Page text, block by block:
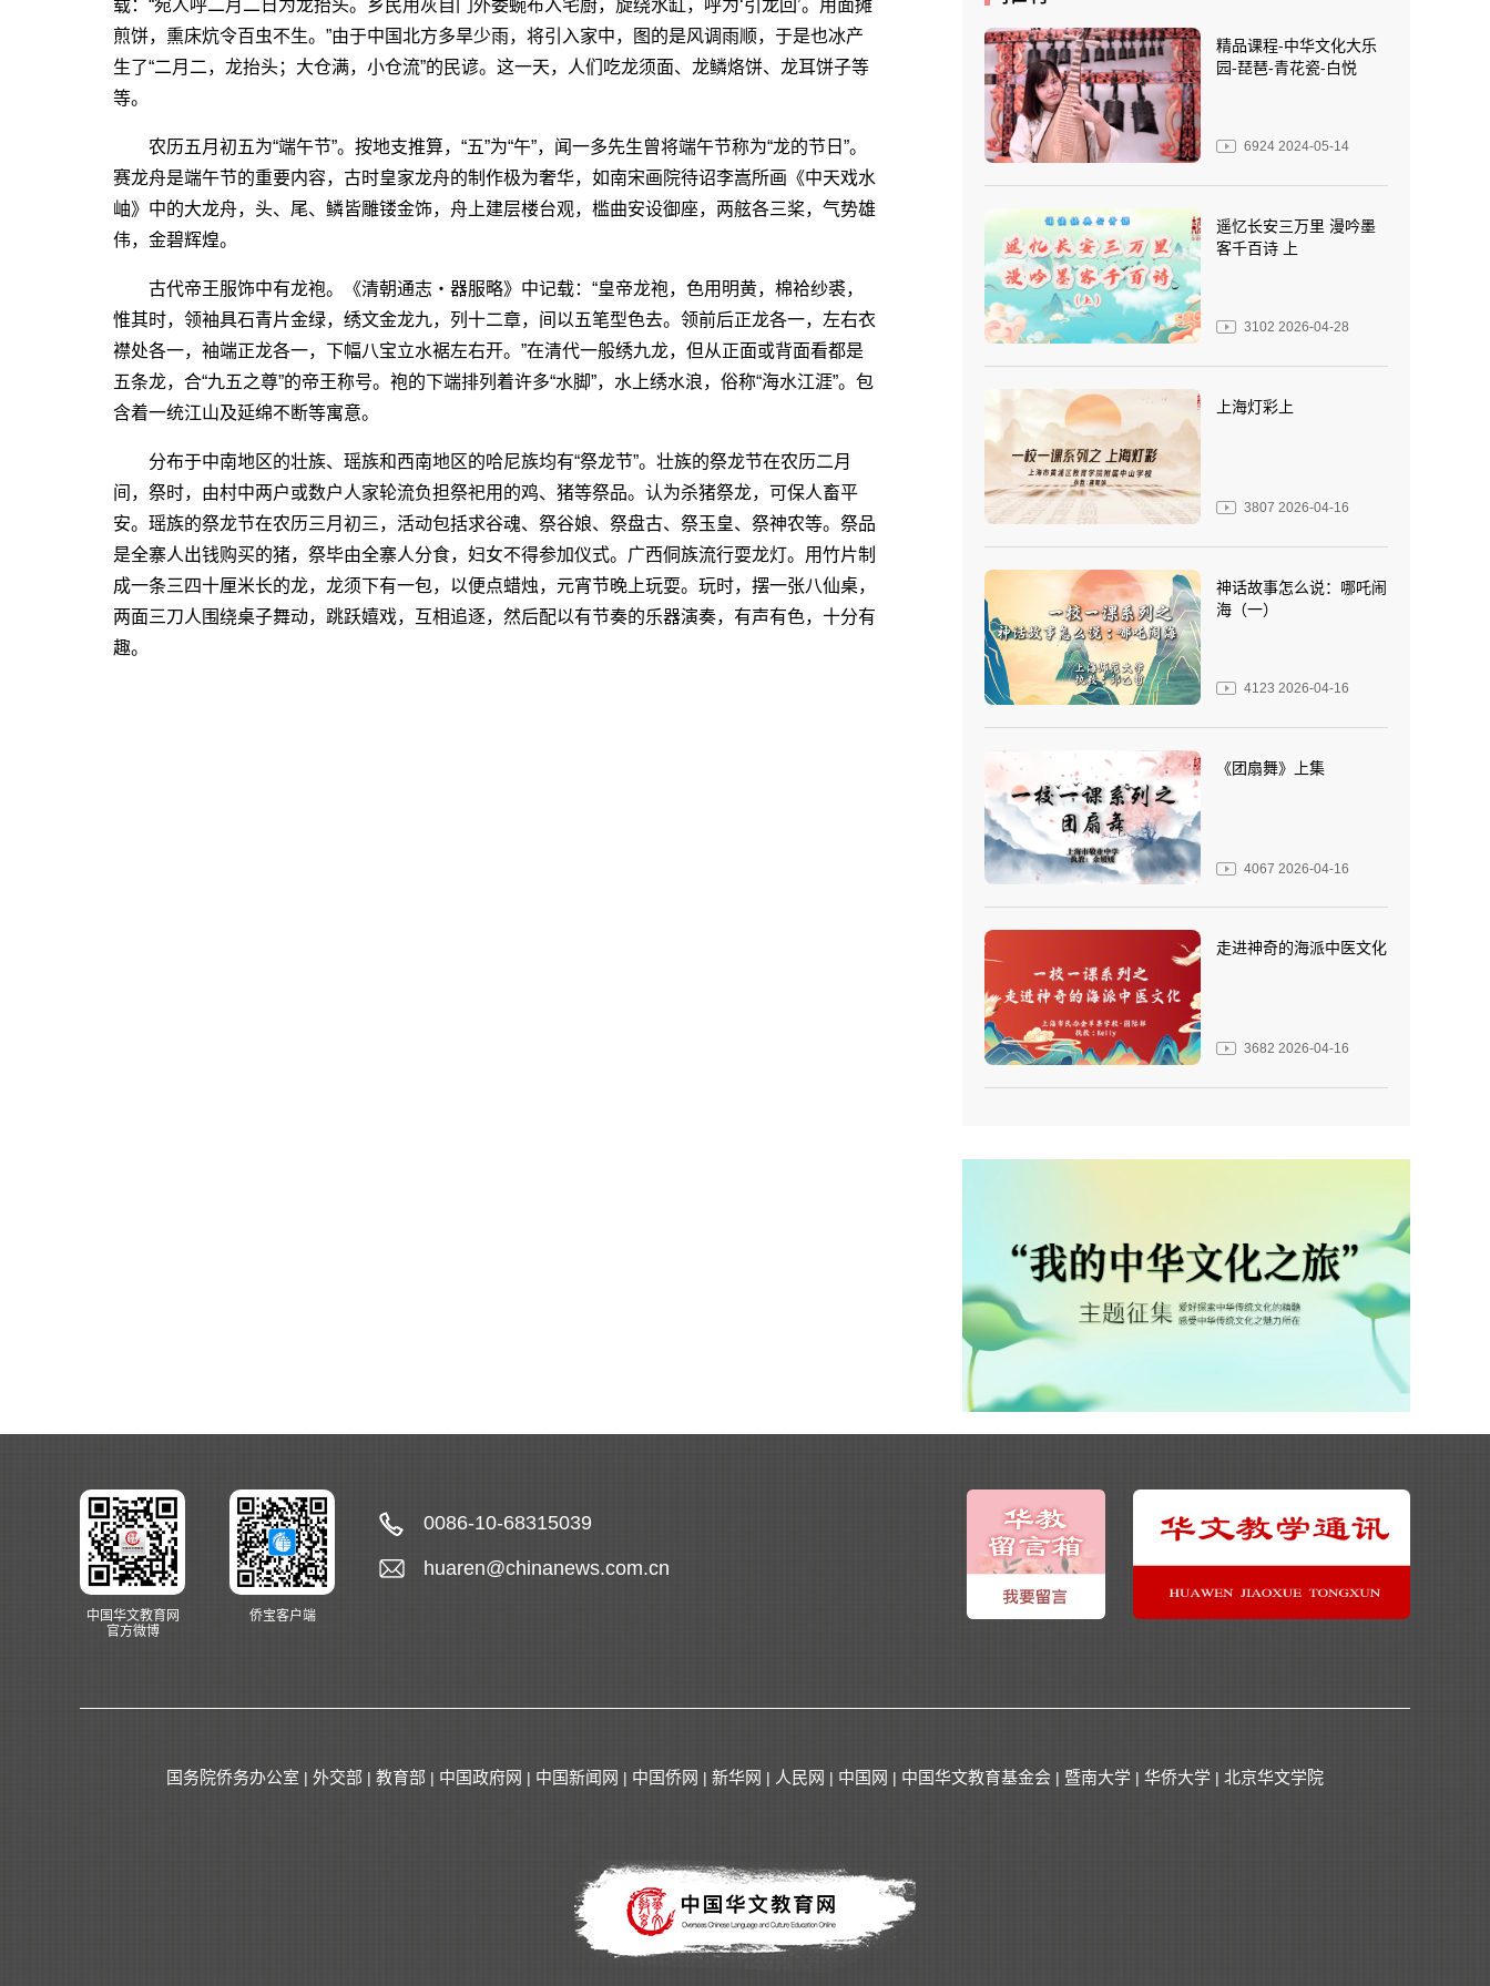
载：“宛人呼二月二日为龙抬头。乡民用灰自门外委蜿布入宅厨，旋绕水缸，呼为‘引龙回’。用面摊
煎饼，熏床炕令百虫不生。”由于中国北方多旱少雨，将引入家中，图的是风调雨顺，于是也冰产
生了“二月二，龙抬头；大仓满，小仓流”的民谚。这一天，人们吃龙须面、龙鳞烙饼、龙耳饼子等
等。
农历五月初五为“端午节”。按地支推算，“五”为“午”，闻一多先生曾将端午节称为“龙的节日”。
赛龙舟是端午节的重要内容，古时皇家龙舟的制作极为奢华，如南宋画院待诏李嵩所画《中天戏水
岫》中的大龙舟，头、尾、鳞皆雕镂金饰，舟上建层楼台观，槛曲安设御座，两舷各三桨，气势雄
伟，金碧辉煌。
古代帝王服饰中有龙袍。《清朝通志・器服略》中记载：“皇帝龙袍，色用明黄，棉袷纱裘，
惟其时，领袖具石青片金绿，绣文金龙九，列十二章，间以五笔型色去。领前后正龙各一，左右衣
襟处各一，袖端正龙各一，下幅八宝立水裾左右开。”在清代一般绣九龙，但从正面或背面看都是
五条龙，合“九五之尊”的帝王称号。袍的下端排列着许多“水脚”，水上绣水浪，俗称“海水江涯”。包
含着一统江山及延绵不断等寓意。
分布于中南地区的壮族、瑶族和西南地区的哈尼族均有“祭龙节”。壮族的祭龙节在农历二月
间，祭时，由村中两户或数户人家轮流负担祭祀用的鸡、猪等祭品。认为杀猪祭龙，可保人畜平
安。瑶族的祭龙节在农历三月初三，活动包括求谷魂、祭谷娘、祭盘古、祭玉皇、祭神农等。祭品
是全寨人出钱购买的猪，祭毕由全寨人分食，妇女不得参加仪式。广西侗族流行耍龙灯。用竹片制
成一条三四十厘米长的龙，龙须下有一包，以便点蜡烛，元宵节晚上玩耍。玩时，摆一张八仙桌，
两面三刀人围绕桌子舞动，跳跃嬉戏，互相追逐，然后配以有节奏的乐器演奏，有声有色，十分有
趣。
精品课程-中华文化大乐
园-琵琶-青花瓷-白悦
6924 2024-05-14
遥忆长安三万里 漫吟墨
客千百诗 上
3102 2026-04-28
上海灯彩上
3807 2026-04-16
神话故事怎么说：哪吒闹
海（一）
4123 2026-04-16
《团扇舞》上集
4067 2026-04-16
走进神奇的海派中医文化
3682 2026-04-16
中国华文教育网
官方微博
侨宝客户端
0086-10-68315039
huaren@chinanews.com.cn
国务院侨务办公室 | 外交部 | 教育部 | 中国政府网 | 中国新闻网 | 中国侨网 | 新华网 | 人民网 | 中国网 | 中国华文教育基金会 | 暨南大学 | 华侨大学 | 北京华文学院